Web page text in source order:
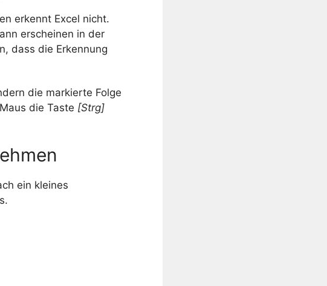
erkennt Excel nicht.
erscheinen in der
dass die Erkennung
die markierte Folge
die Taste [Strg]
ein kleines